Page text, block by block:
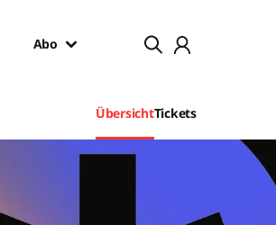
Abo
ÜbersichtTickets